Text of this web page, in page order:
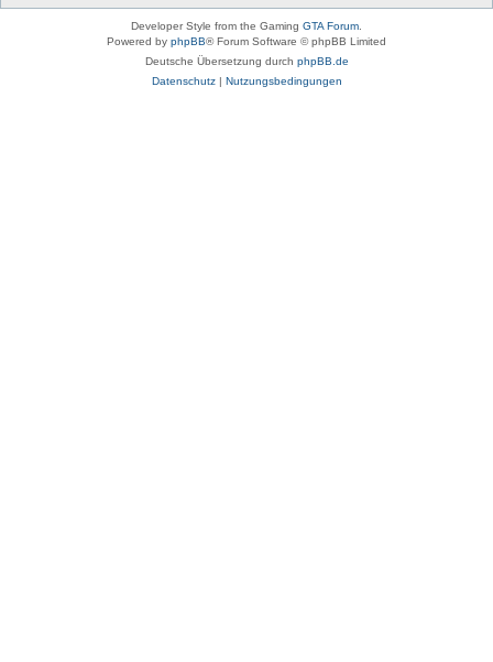
Developer Style from the Gaming GTA Forum
Powered by phpBB® Forum Software © phpBB Limited
Deutsche Übersetzung durch phpBB.de
Datenschutz| Nutzungsbedingungen